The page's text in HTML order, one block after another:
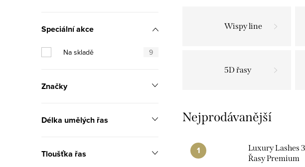
r
a
n
n
p
n
Speciální akce
Na skladě 9
Značky
Délka umělých řas
Tloušťka řas
Wispy line
5D řasy
Nejprodávanější
Luxury Lashes
Řasy Premium